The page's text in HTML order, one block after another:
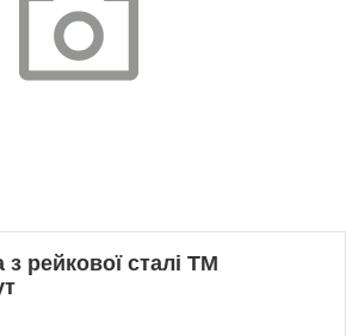
рейкової сталі ТМ